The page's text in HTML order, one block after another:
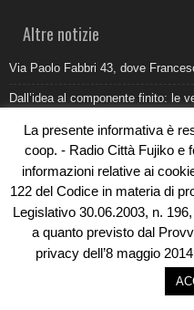
Altre notizie
Via Paolo Fabbri 43, dove
Dall’idea al componente finito: le
Belvedere Marittimo e il report
Come organizzare e allestire una
Umidità di risalita in casa, come
© Copyright
La presente informativa è
coop. - Radio Città Fujiko e
informazioni relative ai
122 del Codice in materia di
Legislativo 30.06.2003, n.
a quanto previsto dal
privacy dell’8 maggio